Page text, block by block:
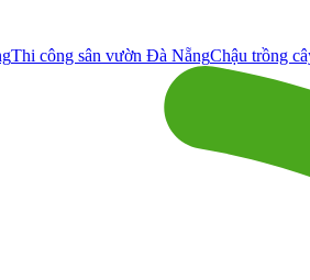
Thi công sân vườn Đà NẵngChậu trồng